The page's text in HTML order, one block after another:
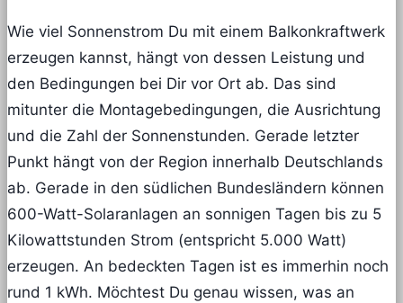
Wie viel Sonnenstrom Du mit einem Balkonkraftwerk
erzeugen kannst, hängt von dessen Leistung und
den Bedingungen bei Dir vor Ort ab. Das sind
mitunter die Montagebedingungen, die Ausrichtung
und die Zahl der Sonnenstunden. Gerade letzter
Punkt hängt von der Region innerhalb Deutschlands
ab. Gerade in den südlichen Bundesländern können
600-Watt-Solaranlagen an sonnigen Tagen bis zu 5
Kilowattstunden Strom (entspricht 5.000 Watt)
erzeugen. An bedeckten Tagen ist es immerhin noch
rund 1 kWh. Möchtest Du genau wissen, was an